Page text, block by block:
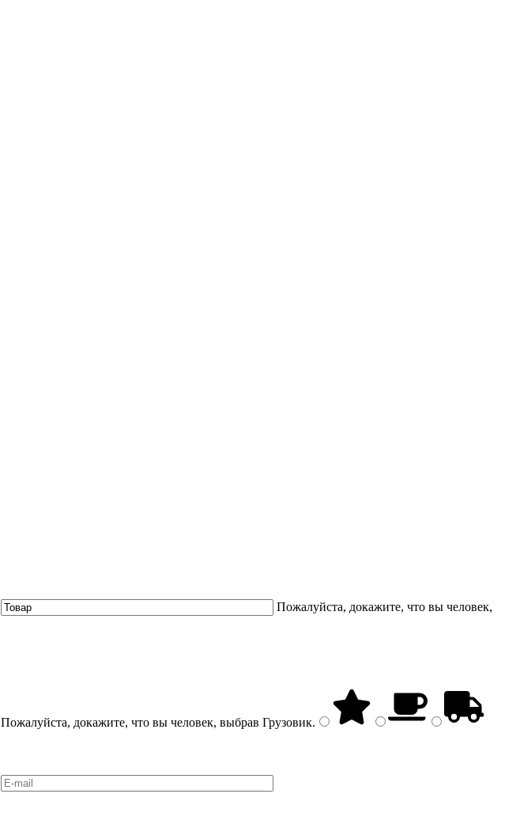
Пожалуйста, докажите, что вы человек,
Пожалуйста, докажите, что вы человек, выбрав Грузовик.